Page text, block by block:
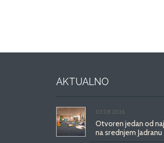
AKTUALNO
03.08.2026.
Otvoren jedan od
na srednjem Jadranu